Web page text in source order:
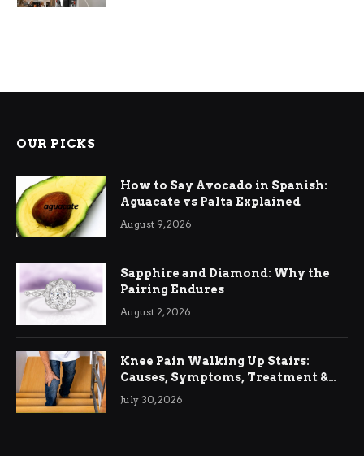
OUR PICKS
How to Say Avocado in Spanish:
Aguacate vs Palta Explained
August 9, 2026
Sapphire and Diamond: Why the
Pairing Endures
August 2, 2026
Knee Pain Walking Up Stairs:
Causes, Symptoms, Treatment &
Relief
July 30, 2026